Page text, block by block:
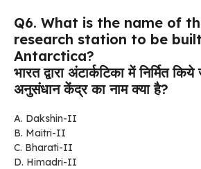
Q6. What is the name of
research station to be
Antarctica?
भारत द्वारा अंटार्कटिका में निर्मित
अनुसंधान केंद्र का नाम क्या है?
A. Dakshin-II
B. Maitri-II
C. Bharati-II
D. Himadri-II